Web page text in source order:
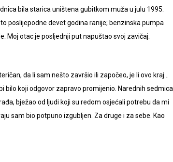
bila starica uništena gubitkom muža u julu 1995.
poslijepodne devet godina ranije; benzinska pumpa
Moj otac je posljednji put napuštao svoj zavičaj.
da li sam nešto završio ili započeo, je li ovo kraj…
bilo koji odgovor zapravo promijenio. Narednih sedmica
bježao od ljudi koji su redom osjećali potrebu da mi
sam bio potpuno izgubljen. Za druge i za sebe. Kao